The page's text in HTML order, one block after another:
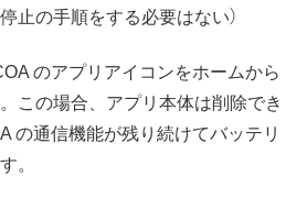
止の手順をする必要はない）
のアプリアイコンをホームから
この場合、アプリ本体は削除でき
の通信機能が残り続けてバッテリ
。